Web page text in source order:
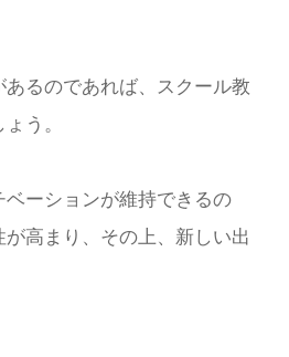
るのであれば、スクール教
う。
ーションが維持できるの
高まり、その上、新しい出